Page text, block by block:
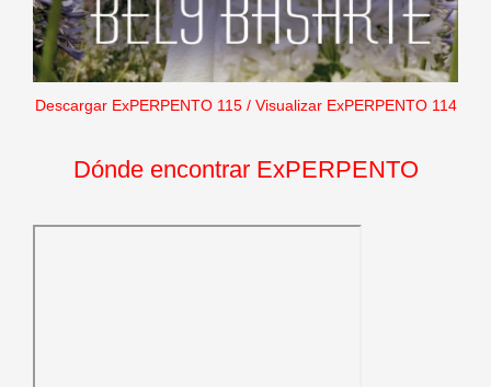
Descargar ExPERPENTO 115/ Visualizar ExPERPENTO 114
Dónde encontrar ExPERPENTO